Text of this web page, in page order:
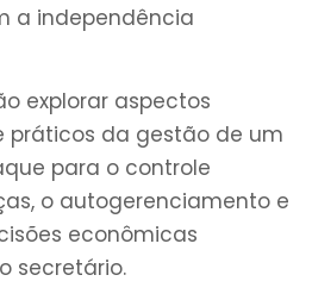
a independência
explorar aspectos
práticos da gestão de um
para o controle
o autogerenciamento e
econômicas
secretário.